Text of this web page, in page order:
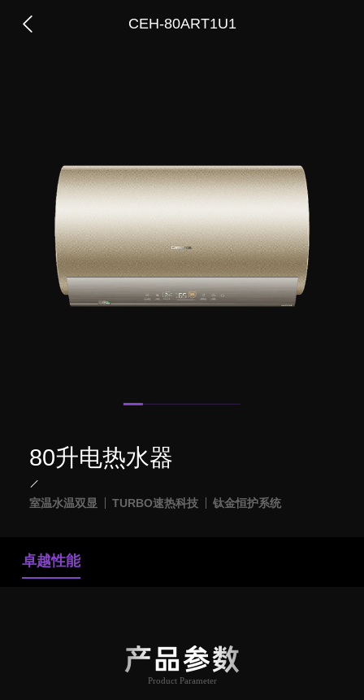
CEH-80ART1U1
80升电热水器
室温水温双显 TURBO速热科技 钛金恒护系统
卓越性能
产品参数
Product Parameter